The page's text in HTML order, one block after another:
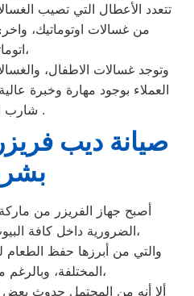
تتعدد الأعطال التي تصيب
من غسالات اوتوماتيك،
اتوماتيك،
وتوجد غسالات الاطفال،
العملاء بوجود مهارة وخبرة
شارب العربي .
صيانة ديب
أصبح جهاز الفريزر من
الضرورية داخل كافة البيوت، وفقًا لمميزاته العديدة،
والتي من أبرزها حفظ الطعام
المختلفة، وبالرغم من مميزاته العديدة،
ألا أنه من المحتمل حدوث بعض